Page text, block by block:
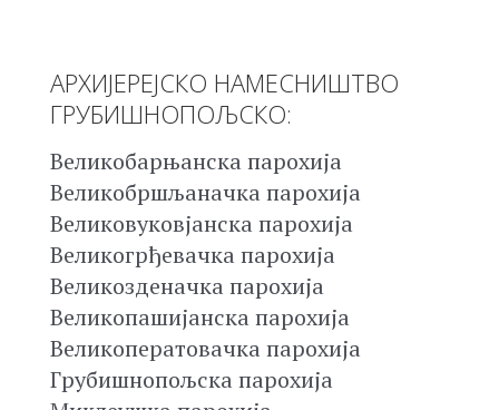
АРХИЈЕРЕЈСКО НАМЕСНИШТВО
ГРУБИШНОПОЉСКО:
Великобарњанска парохија
Великобршљаначка парохија
Великовуковјанска парохија
Великогрђевачка парохија
Великозденачка парохија
Великопашијанска парохија
Великоператовачка парохија
Грубишнопољска парохија